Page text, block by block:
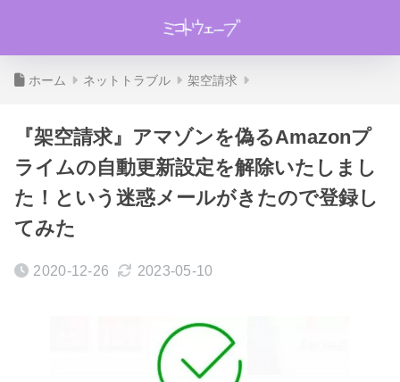
ホーム ネットトラブル 架空請求
『架空請求』アマゾンを偽るAmazonプ
ライムの自動更新設定を解除いたしまし
た！という迷惑メールがきたので登録し
てみた
2020-12-26 2023-05-10